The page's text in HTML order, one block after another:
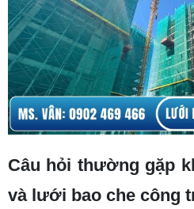
Câu hỏi thường gặp
và lưới bao che công